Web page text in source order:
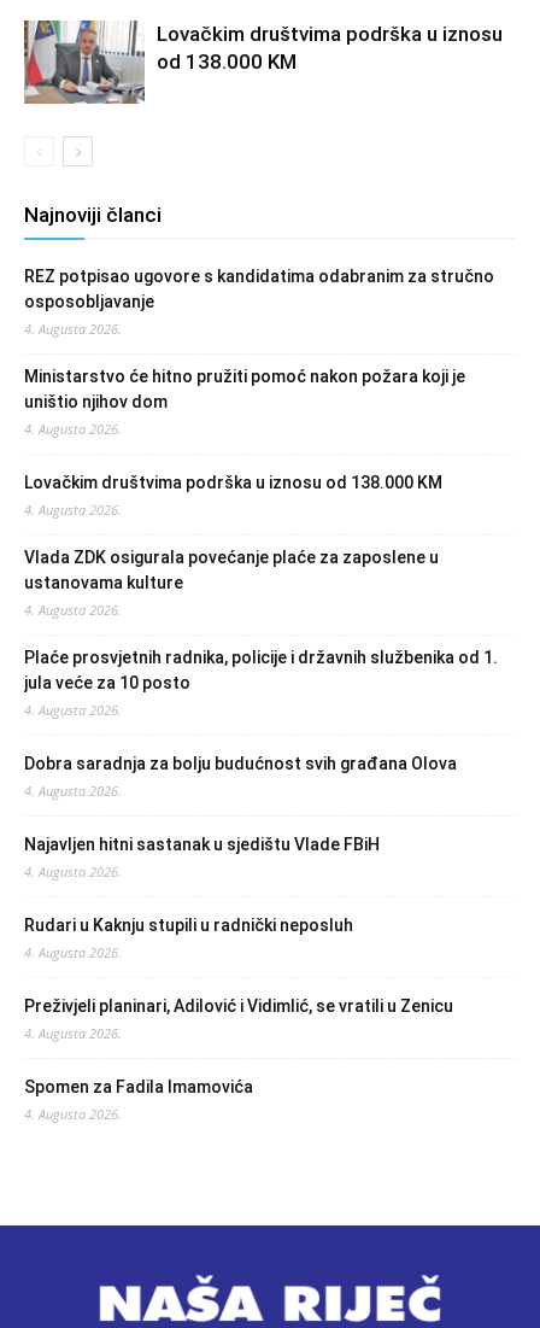
Lovačkim društvima podrška u iznosu
od 138.000 KM
Najnoviji članci
REZ potpisao ugovore s kandidatima odabranim za stručno
osposobljavanje
4. Augusta 2026.
Ministarstvo će hitno pružiti pomoć nakon požara koji je
uništio njihov dom
4. Augusta 2026.
Lovačkim društvima podrška u iznosu od 138.000 KM
4. Augusta 2026.
Vlada ZDK osigurala povećanje plaće za zaposlene u
ustanovama kulture
4. Augusta 2026.
Plaće prosvjetnih radnika, policije i državnih službenika od 1.
jula veće za 10 posto
4. Augusta 2026.
Dobra saradnja za bolju budućnost svih građana Olova
4. Augusta 2026.
Najavljen hitni sastanak u sjedištu Vlade FBiH
4. Augusta 2026.
Rudari u Kaknju stupili u radnički neposluh
4. Augusta 2026.
Preživjeli planinari, Adilović i Vidimlić, se vratili u Zenicu
4. Augusta 2026.
Spomen za Fadila Imamovića
4. Augusta 2026.